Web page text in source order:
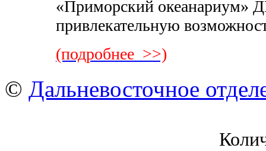
«Приморский океанариум»
привлекательную
(подробнее >>)
© Дальневосточное